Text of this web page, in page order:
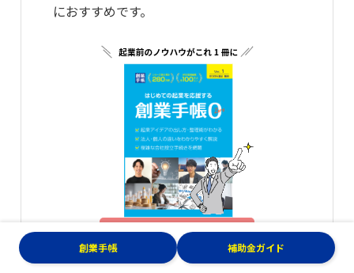
におすすめです。
無料でもらう
創業手帳 補助金ガイド